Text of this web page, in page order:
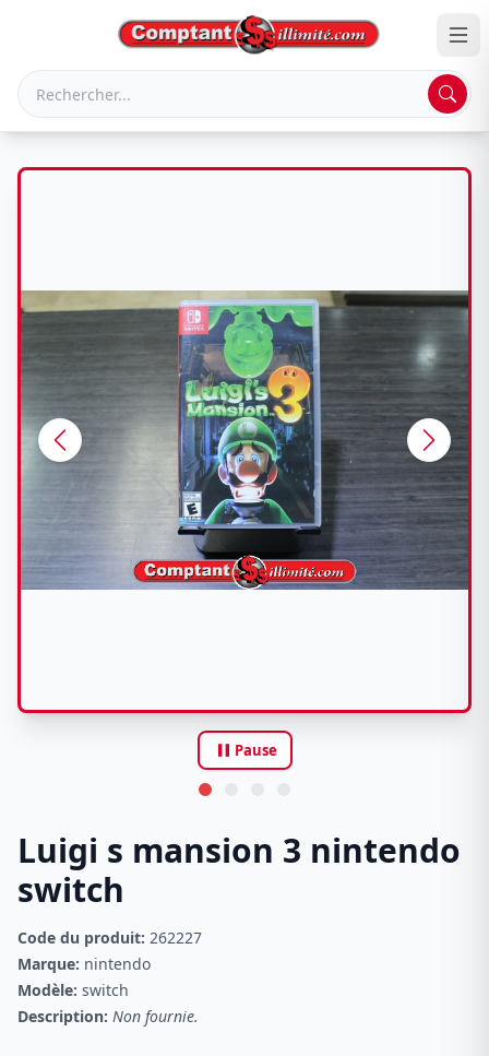
pause Pause
Luigi s mansion 3 nintendo
switch
Code du produit: 262227
Marque: nintendo
Modèle: switch
Description: Non fournie.